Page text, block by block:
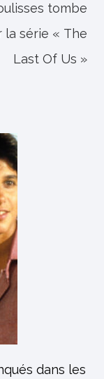
tombe
la série « The
Last Of Us »
dans les